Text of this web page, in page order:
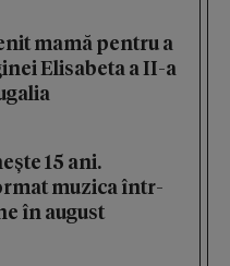
mamă pentru a
Elisabeta a II-a
15 ani.
muzica într-
în august